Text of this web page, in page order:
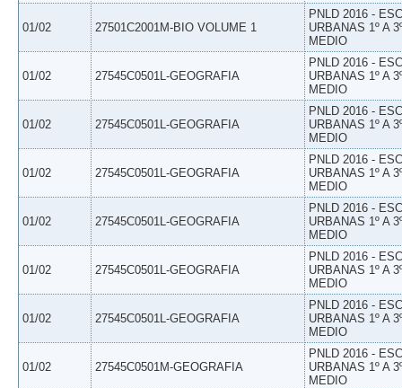
01/02 27501C2001M-BIO VOLUME 1
PNLD 2016 -
URBANAS 1º A
MEDIO
01/02 27545C0501L-GEOGRAFIA
PNLD 2016 -
URBANAS 1º A
MEDIO
01/02 27545C0501L-GEOGRAFIA
PNLD 2016 -
URBANAS 1º A
MEDIO
01/02 27545C0501L-GEOGRAFIA
PNLD 2016 -
URBANAS 1º A
MEDIO
01/02 27545C0501L-GEOGRAFIA
PNLD 2016 -
URBANAS 1º A
MEDIO
01/02 27545C0501L-GEOGRAFIA
PNLD 2016 -
URBANAS 1º A
MEDIO
01/02 27545C0501L-GEOGRAFIA
PNLD 2016 -
URBANAS 1º A
MEDIO
01/02 27545C0501M-GEOGRAFIA
PNLD 2016 -
URBANAS 1º A
MEDIO